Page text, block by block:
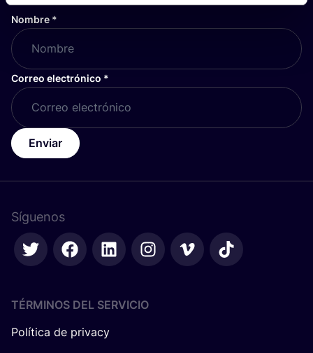
Nombre *
Correo electrónico *
Enviar
Síguenos
TÉRMINOS DEL SERVICIO
Política de privacy